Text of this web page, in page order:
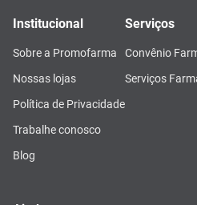
Institucional
Sobre a Promofarma
Nossas lojas
Política de Privacidade
Trabalhe conosco
Blog
Serviços
Convênio
Serviços